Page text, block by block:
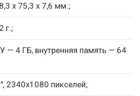
х 75,3 х 7,6 мм.;
г.;
— 4 ГБ, внутренняя память — 64
2340х1080 пикселей;